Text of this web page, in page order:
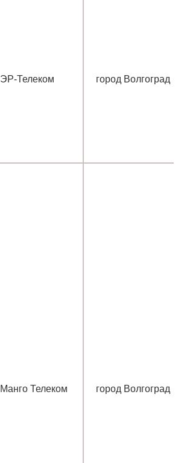
ЭР-Телеком город Волгоград
Манго Телеком город Волгоград